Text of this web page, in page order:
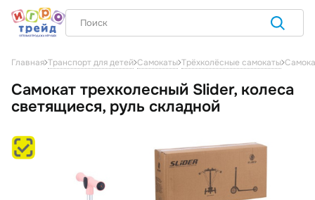
Главная Транспорт для детей Самокаты Трёхколёсные самокаты
Самокат трехколесный Slider, колеса
светящиеся, руль складной